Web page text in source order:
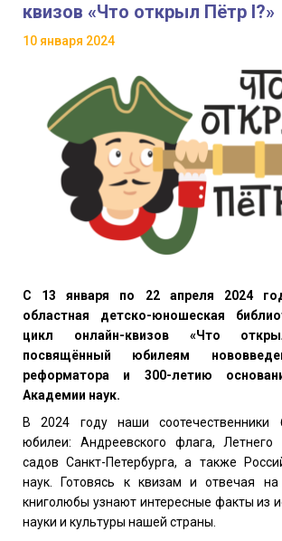
квизов «Что открыл Пётр I?»
10 января 2024
С 13 января по 22 апреля 2024
областная детско-юношеская
цикл онлайн-квизов «Что
посвящённый юбилеям
реформатора и 300-летию
Академии наук.
В 2024 году наши соотечественники
юбилеи: Андреевского флага, Летнего
садов Санкт-Петербурга, а также
наук.
Готовясь к квизам и отвечая
книголюбы узнают интересные факты из
науки и культуры нашей страны.